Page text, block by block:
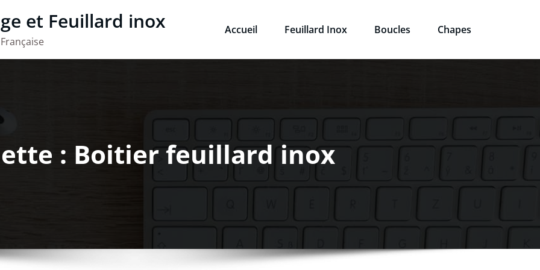
et Feuillard inox Accueil Feuillard Inox Boucles Chapes
: Boitier feuillard inox